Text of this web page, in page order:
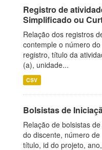
Registro de
Simplificado ou
Relação dos registros
contemple o número
registro, título da
(a), unidade...
CSV
Bolsistas de
Relação de bolsistas
do discente, número
título, id do projeto,